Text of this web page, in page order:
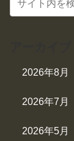
2026年8月
2026年7月
2026年5月